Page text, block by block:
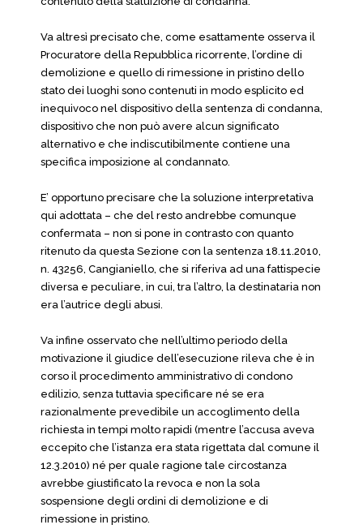
Va altresì precisato che, come esattamente osserva il
Procuratore della Repubblica ricorrente, l’ordine di
demolizione e quello di rimessione in pristino dello
stato dei luoghi sono contenuti in modo esplicito ed
inequivoco nel dispositivo della sentenza di condanna,
dispositivo che non può avere alcun significato
alternativo e che indiscutibilmente contiene una
specifica imposizione al condannato.
E’ opportuno precisare che la soluzione interpretativa
qui adottata – che del resto andrebbe comunque
confermata – non si pone in contrasto con quanto
ritenuto da questa Sezione con la sentenza 18.11.2010,
n. 43256, Cangianiello, che si riferiva ad una fattispecie
diversa e peculiare, in cui, tra l’altro, la destinataria non
era l’autrice degli abusi.
Va infine osservato che nell’ultimo periodo della
motivazione il giudice dell’esecuzione rileva che è in
corso il procedimento amministrativo di condono
edilizio, senza tuttavia specificare né se era
razionalmente prevedibile un accoglimento della
richiesta in tempi molto rapidi (mentre l’accusa aveva
eccepito che l’istanza era stata rigettata dal comune il
12.3.2010) né per quale ragione tale circostanza
avrebbe giustificato la revoca e non la sola
sospensione degli ordini di demolizione e di
rimessione in pristino.